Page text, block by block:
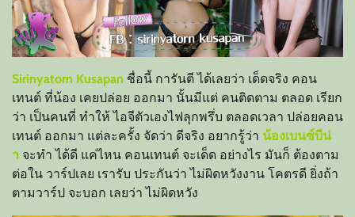
Sirinyatorn Kusapan ชื่อนี้ การันตี ได้เลยว่า เด็ดจริง คอน
เทนต์ ที่น้อง เคยปล่อย ออกมา นั้นมีแต่ คนติดตาม ตลอด เรียก
ว่า เป็นคนที่ ทำให้ ไอจีตัวเองไฟลุกพรึ่บ ตลอดเวลา ปล่อยคอน
เทนต์ ออกมา แต่ละครั้ง จัดว่า ดีจริง อยากรู้ว่า น้องเบนซ์บีน่
า จะทำ ได้ดี แค่ไหน คอนเทนต์ จะเด็ด อย่างไร มันก็ ต้องตาม
ต่อใน วาร์ปเลย เรารับ ประกันว่า ไม่ผิดหวังงาน โคตรดี ยิ่งถ้า
ตามวาร์ป จะบอก เลยว่า ไม่ผิดหวัง